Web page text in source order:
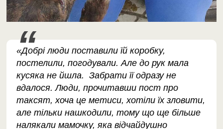
«Добрі люди поставили їй коробку,
постелили, погодували. Але до рук мала
кусяка не йшла. Забрати її одразу не
вдалося. Люди, прочитавши пост про
таксят, хоча це метиси, хотіли їх зловити,
але тільки нашкодили, тому що ще більше
налякали мамочку, яка відчайдушно